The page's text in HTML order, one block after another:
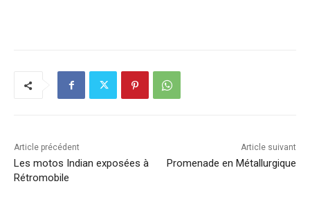
Article précédent
Les motos Indian exposées à
Rétromobile
Article suivant
Promenade en Métallurgique